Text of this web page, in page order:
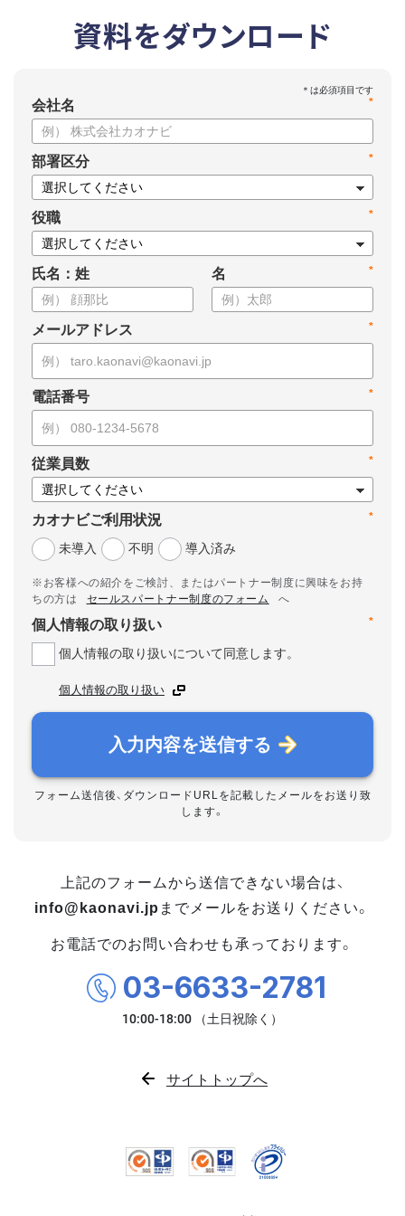
資料をダウンロード
*
会社名
*
部署区分
*
役職
氏名：姓 *
名
*
メールアドレス
*
電話番号
*
従業員数
*
カオナビご利用状況
未導入
不明 導入済み
※お客様への紹介をご検討、またはパートナー制度に興味をお持
ちの方は
セールスパートナー制度のフォーム
へ
*
個人情報の取り扱い
個人情報の取り扱いについて同意します。
個人情報の取り扱い
入力内容を送信する
フォーム送信後、ダウンロードURLを記載したメールをお送り致
します。
上記のフォームから送信できない場合は、
info@kaonavi.jp までメールをお送りください。
お電話でのお問い合わせも承っております。
03-6633-2781
サイトトップへ